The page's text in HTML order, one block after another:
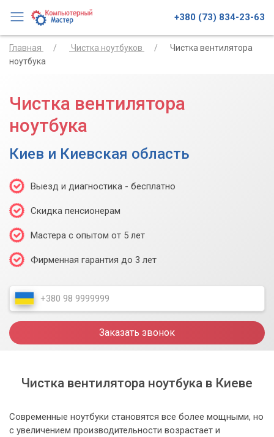
+380 (73) 834-23-63
Главная Чистка ноутбуков
Чистка вентилятора
ноутбука
Чистка вентилятора
ноутбука
Киев и Киевская область
Выезд и диагностика - бесплатно
Скидка пенсионерам
Мастера с опытом от 5 лет
Фирменная гарантия до 3 лет
Заказать звонок
Чистка вентилятора ноутбука в Киеве
Современные ноутбуки становятся все более мощными, но
с увеличением производительности возрастает и